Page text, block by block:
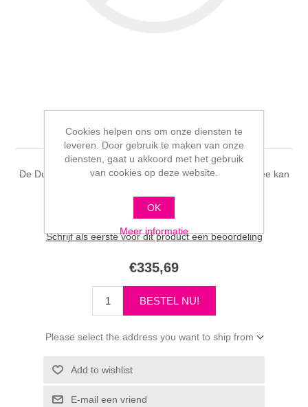
Elvie Stride Dubbel
De Dubbele Stride kolf is krachtig en doordat je handsfree kan
Schrijf als eerste voor dit product een beoordeling
€335,69
Please select the address you want to ship from
Cookies helpen ons om onze diensten te
leveren. Door gebruik te maken van onze
diensten, gaat u akkoord met het gebruik
van cookies op deze website.
OK
Meer informatie